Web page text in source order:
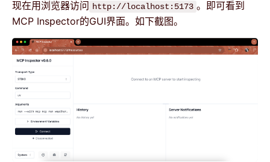
现在用浏览器访问 http://localhost:5173 。即可看到
MCP Inspector的GUI界面。如下截图。